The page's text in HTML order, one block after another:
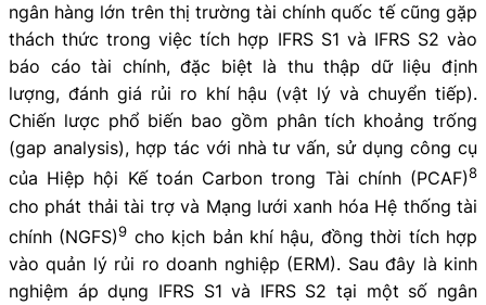
ngân hàng lớn trên thị trường tài chính quốc tế cũng gặp
thách thức trong việc tích hợp IFRS S1 và IFRS S2 vào
báo cáo tài chính, đặc biệt là thu thập dữ liệu định
lượng, đánh giá rủi ro khí hậu (vật lý và chuyển tiếp).
Chiến lược phổ biến bao gồm phân tích khoảng trống
(gap analysis), hợp tác với nhà tư vấn, sử dụng công cụ
của Hiệp hội Kế toán Carbon trong Tài chính (PCAF)8
cho phát thải tài trợ và Mạng lưới xanh hóa Hệ thống tài
chính (NGFS)9 cho kịch bản khí hậu, đồng thời tích hợp
vào quản lý rủi ro doanh nghiệp (ERM). Sau đây là kinh
nghiệm áp dụng IFRS S1 và IFRS S2 tại một số ngân